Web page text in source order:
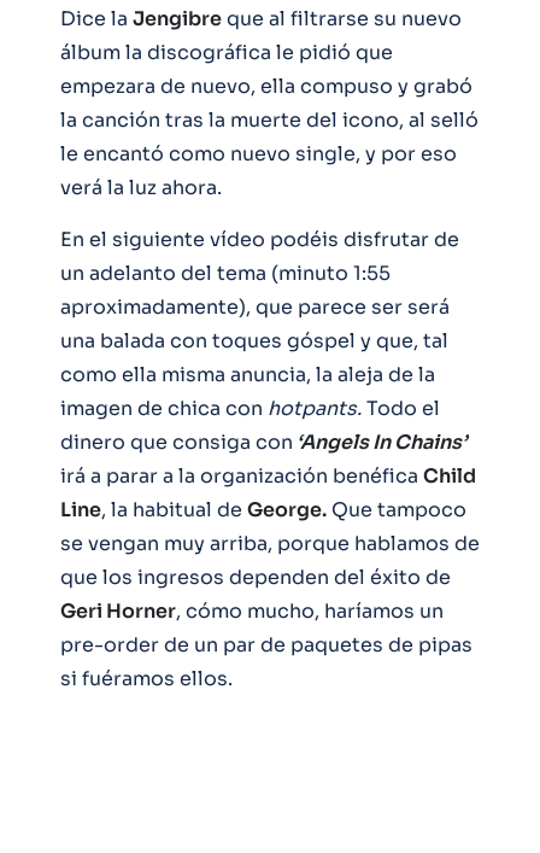
Dice la Jengibreque al filtrarse su nuevo
álbum la discográfica le pidió que
empezara de nuevo, ella compuso y grabó
la canción tras la muerte del icono, al selló
le encantó como nuevo single, y por eso
verá la luz ahora.
En el siguiente vídeo podéis disfrutar de
un adelanto del tema (minuto 1:55
aproximadamente), que parece ser será
una balada con toques góspel y que, tal
como ella misma anuncia, la aleja de la
imagen de chica con hotpants.Todo el
dinero que consiga con ‘Angels In Chains’
irá a parar a la organización benéfica Child
Line, la habitual de George. Que tampoco
se vengan muy arriba, porque hablamos de
que los ingresos dependen del éxito de
Geri Horner, cómo mucho, haríamos un
pre-order de un par de paquetes de pipas
si fuéramos ellos.